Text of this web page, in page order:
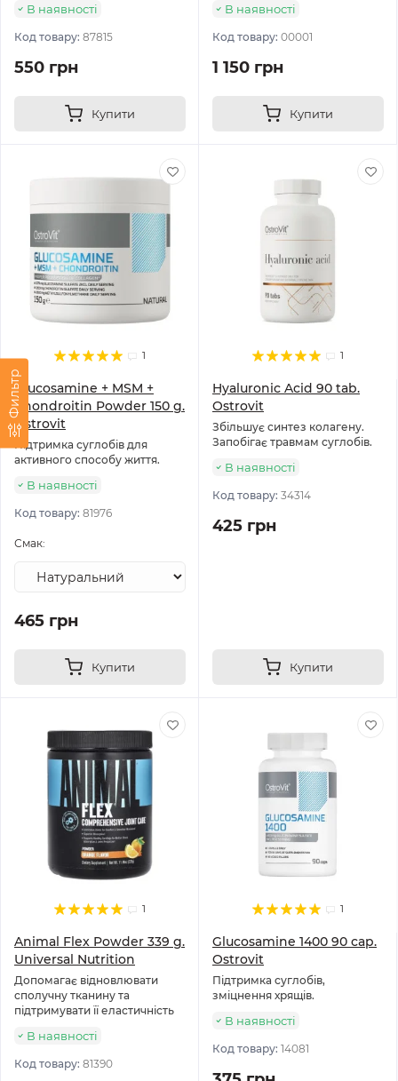
Фильтр
В наявності
Код товару: 87815
550 грн
Купити
В наявності
Код товару: 00001
1 150 грн
Купити
1
Glucosamine + MSM +
Chondroitin Powder 150 g.
Ostrovit
Підтримка суглобів для
активного способу життя.
В наявності
Код товару: 81976
Смак:
465 грн
Купити
1
Hyaluronic Acid 90 tab.
Ostrovit
Збільшує синтез колагену.
Запобігає травмам суглобів.
В наявності
Код товару: 34314
425 грн
Купити
1
Animal Flex Powder 339 g.
Universal Nutrition
Допомагає відновлювати
сполучну тканину та
підтримувати її еластичність
В наявності
Код товару: 81390
1
Glucosamine 1400 90 cap.
Ostrovit
Підтримка суглобів,
зміцнення хрящів.
В наявності
Код товару: 14081